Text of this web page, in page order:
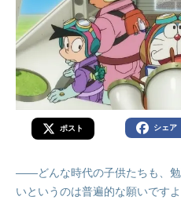
ポスト シェア
――どんな時代の子供たちも、
いというのは普遍的な願いですよ